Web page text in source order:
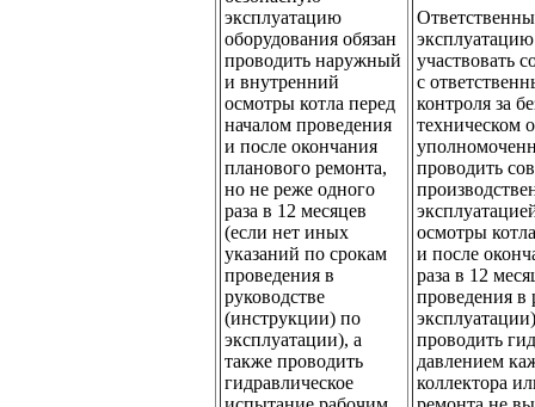
эксплуатацию
оборудования обязан
проводить наружный
и внутренний
осмотры котла перед
началом проведения
и после окончания
планового ремонта,
но не реже одного
раза в 12 месяцев
(если нет иных
указаний по срокам
проведения в
руководстве
(инструкции) по
эксплуатации), а
также проводить
гидравлическое
участвовать
с
контроля за
техническом
проводить
осмотры
и после
раза в 12
проведения в
проводить
давлением
коллектора